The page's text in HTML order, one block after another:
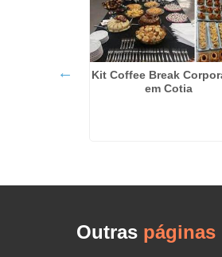
Kit Coffee Break
em Cotia
Outras páginas